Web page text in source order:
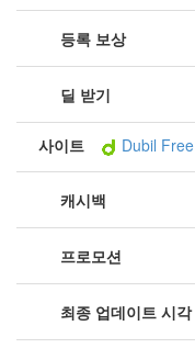
등록 보상
딜 받기
사이트 Dubil Free
캐시백
프로모션
최종 업데이트 시각